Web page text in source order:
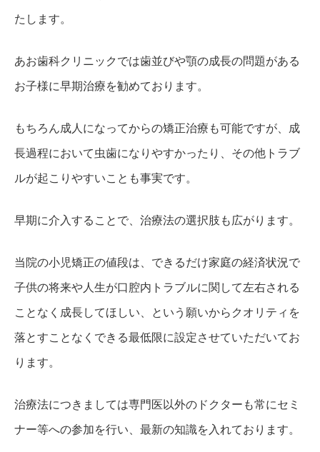
たします。
あお歯科クリニックでは歯並びや顎の成長の問題がある
お子様に早期治療を勧めております。
もちろん成人になってからの矯正治療も可能ですが、成
長過程において虫歯になりやすかったり、その他トラブ
ルが起こりやすいことも事実です。
早期に介入することで、治療法の選択肢も広がります。
当院の小児矯正の値段は、できるだけ家庭の経済状況で
子供の将来や人生が口腔内トラブルに関して左右される
ことなく成長してほしい、という願いからクオリティを
落とすことなくできる最低限に設定させていただいてお
ります。
治療法につきましては専門医以外のドクターも常にセミ
ナー等への参加を行い、最新の知識を入れております。